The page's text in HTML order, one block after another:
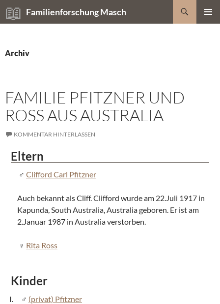
Zum
Inhalt
Familienforschung Masch
Suchen
Archiv
FAMILIE PFITZNER UND
ROSS AUS AUSTRALIA
KOMMENTAR HINTERLASSEN
Eltern
Clifford Carl Pfitzner
Auch bekannt als Cliff. Clifford wurde am 22.Juli 1917 in
Kapunda, South Australia, Australia geboren. Er ist am
2.Januar 1987 in Australia verstorben.
Rita Ross
Kinder
(privat) Pfitzner